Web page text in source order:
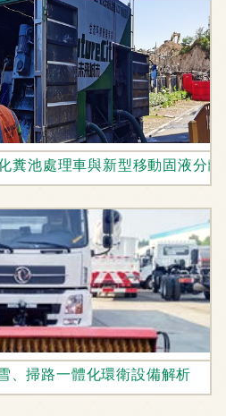
糞池處理車與新型移動固液分
、掃路一體化環衛設備解析